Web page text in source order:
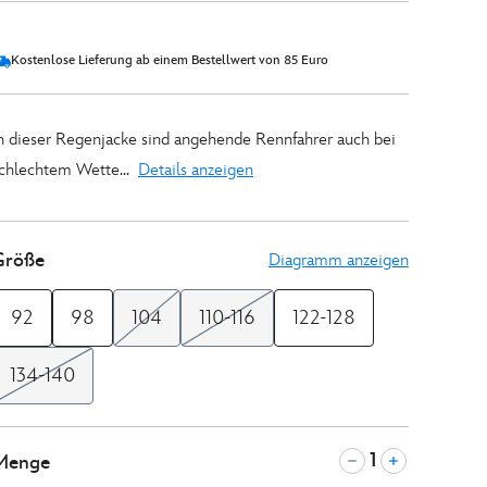
Kostenlose Lieferung ab einem Bestellwert von 85 Euro
dieser Regenjacke sind angehende Rennfahrer auch bei
Wette... Details anzeigen
Diagramm anzeigen
92 98 104 110-116 122-128
134-140